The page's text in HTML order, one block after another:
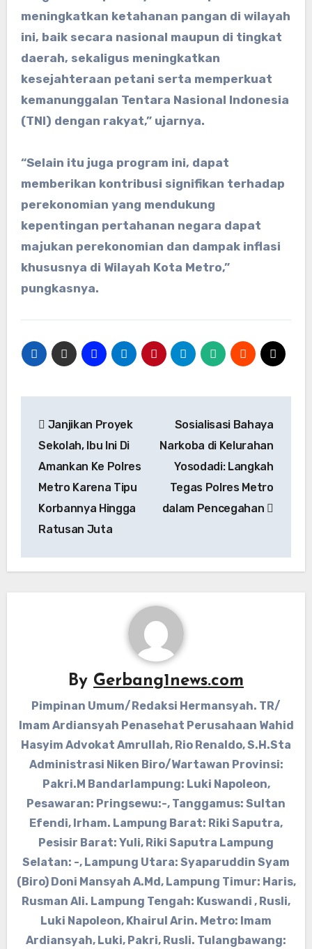
meningkatkan ketahanan pangan di wilayah
ini, baik secara nasional maupun di tingkat
daerah, sekaligus meningkatkan
kesejahteraan petani serta memperkuat
kemanunggalan Tentara Nasional Indonesia
(TNI) dengan rakyat,” ujarnya.
“Selain itu juga program ini, dapat
memberikan kontribusi signifikan terhadap
perekonomian yang mendukung
kepentingan pertahanan negara dapat
majukan perekonomian dan dampak inflasi
khususnya di Wilayah Kota Metro,”
pungkasnya.
pos
Janjikan Proyek
Sekolah, Ibu Ini Di
Amankan Ke Polres
Metro Karena Tipu
Korbannya Hingga
Ratusan Juta
Sosialisasi Bahaya
Narkoba di Kelurahan
Yosodadi: Langkah
Tegas Polres Metro
dalam Pencegahan
By Gerbang1news.com
Pimpinan Umum/Redaksi Hermansyah. TR/
Imam Ardiansyah Penasehat Perusahaan Wahid
Hasyim Advokat Amrullah, Rio Renaldo, S.H.Sta
Administrasi Niken Biro/Wartawan Provinsi:
Pakri.M Bandarlampung: Luki Napoleon,
Pesawaran: Pringsewu:-, Tanggamus: Sultan
Efendi, Irham. Lampung Barat: Riki Saputra,
Pesisir Barat: Yuli, Riki Saputra Lampung
Selatan: -, Lampung Utara: Syaparuddin Syam
(Biro) Doni Mansyah A.Md, Lampung Timur: Haris,
Rusman Ali. Lampung Tengah: Kuswandi , Rusli,
Luki Napoleon, Khairul Arin. Metro: Imam
Ardiansyah, Luki, Pakri, Rusli. Tulangbawang: